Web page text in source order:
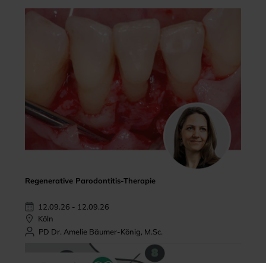
Regenerative Parodontitis-Therapie
12.09.26 - 12.09.26
Köln
PD Dr. Amelie Bäumer-König, M.Sc.